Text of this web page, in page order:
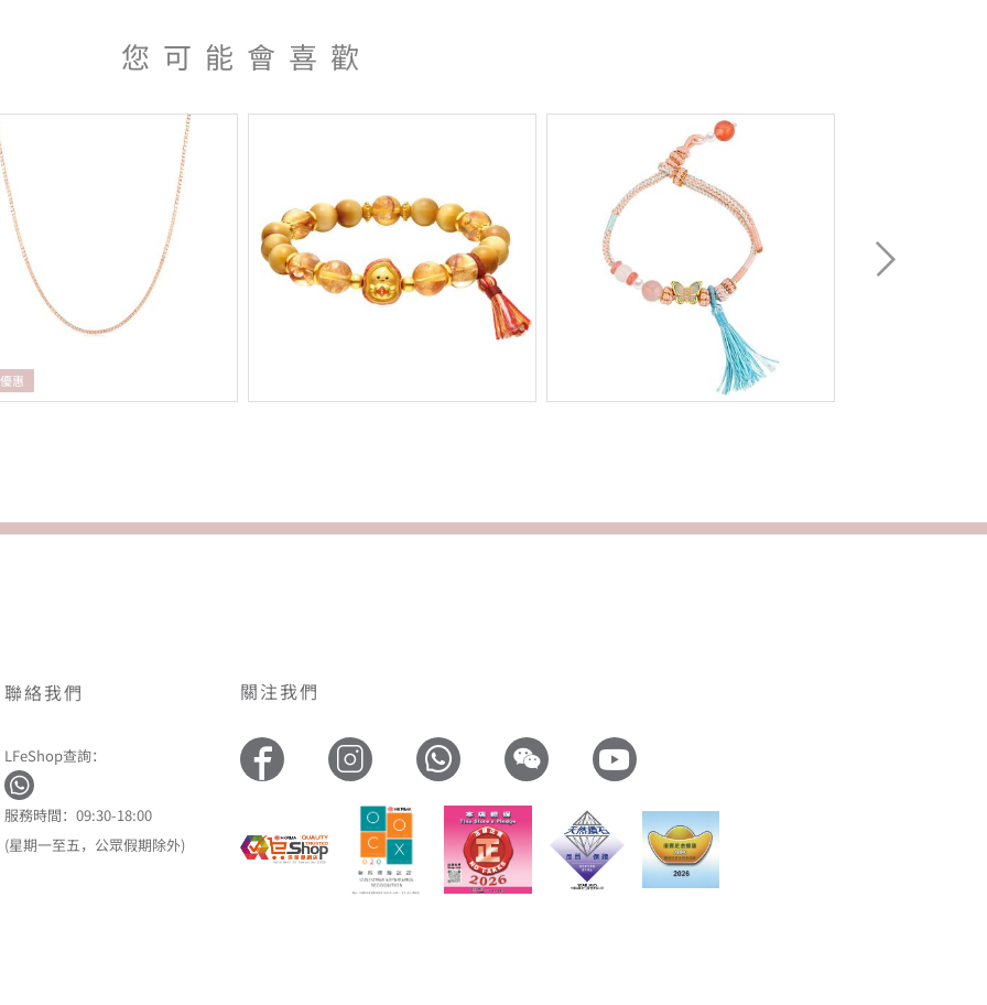
您可能會喜歡
惠
聯絡我們
LFeShop查詢：
服務時間：09:30-18:00
(星期一至五，公眾假期除外)
關注我們